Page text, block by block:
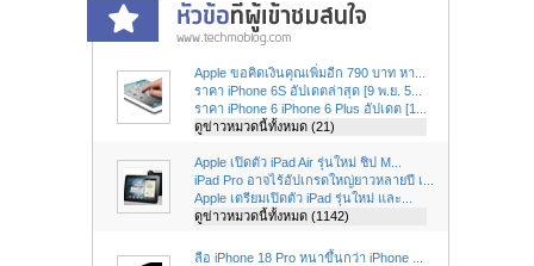
Apple ขอคิดเงินคุณเพิ่มอีก 790 บาท หา...
ราคา iPhone 6S อัปเดตล่าสุด [9 พ.ย. 5...
ราคา iPhone 6 iPhone 6 Plus อัปเดต [1...
ดูข่าวหมวดนี้ทั้งหมด (21)
Apple เปิดตัว iPad Air รุ่นใหม่ ชิป M...
iPad Pro อาจไร้อัปเกรดใหญ่ยาวหลายปี เ...
Apple เตรียมเปิดตัว iPad รุ่นใหม่ และ...
ดูข่าวหมวดนี้ทั้งหมด (1142)
ลือ iPhone 18 Pro หนาขึ้นกว่า iPhone ...